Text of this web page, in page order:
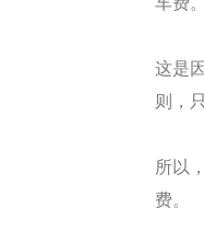
这是
则，
所以
费。